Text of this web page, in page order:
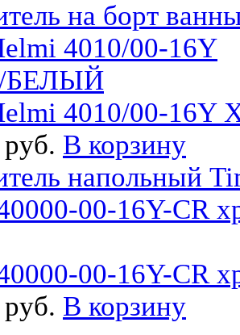
4010/00-16Y
В корзину
00-16Y-CR
В корзину